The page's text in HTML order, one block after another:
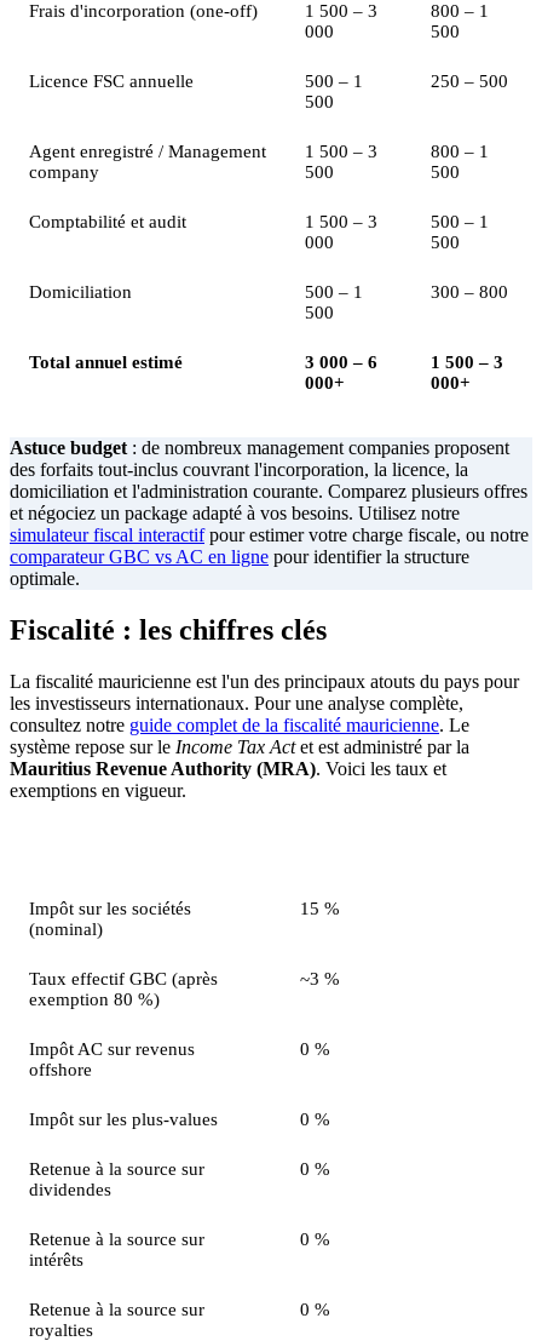
Frais d'incorporation (one-off)
1 500 – 3
000
800 – 1
500
Licence FSC annuelle
500 – 1
500
250 – 500
Agent enregistré / Management
company
1 500 – 3
500
800 – 1
500
Comptabilité et audit
1 500 – 3
000
500 – 1
500
Domiciliation
500 – 1
500
300 – 800
Total annuel estimé
3 000 – 6
000+
1 500 – 3
000+
Astuce budget : de nombreux management companies proposent
des forfaits tout-inclus couvrant l'incorporation, la licence, la
domiciliation et l'administration courante. Comparez plusieurs offres
et négociez un package adapté à vos besoins. Utilisez notre
simulateur fiscal interactifpour estimer votre charge fiscale, ou notre
comparateur GBC vs AC en ligne pour identifier la structure
optimale.
Fiscalité : les chiffres clés
La fiscalité mauricienne est l'un des principaux atouts du pays pour
les investisseurs internationaux. Pour une analyse complète,
consultez notre guide complet de la fiscalité mauricienne. Le
système repose sur le Income Tax Actet est administré par la
Mauritius Revenue Authority (MRA). Voici les taux et
exemptions en vigueur.
Impôt sur les sociétés
(nominal)
15 %
Taux effectif GBC (après
exemption 80 %)
~3 %
Impôt AC sur revenus
offshore
0 %
Impôt sur les plus-values 0 %
Retenue à la source sur
dividendes
0 %
Retenue à la source sur
intérêts
0 %
Retenue à la source sur
royalties
0 %